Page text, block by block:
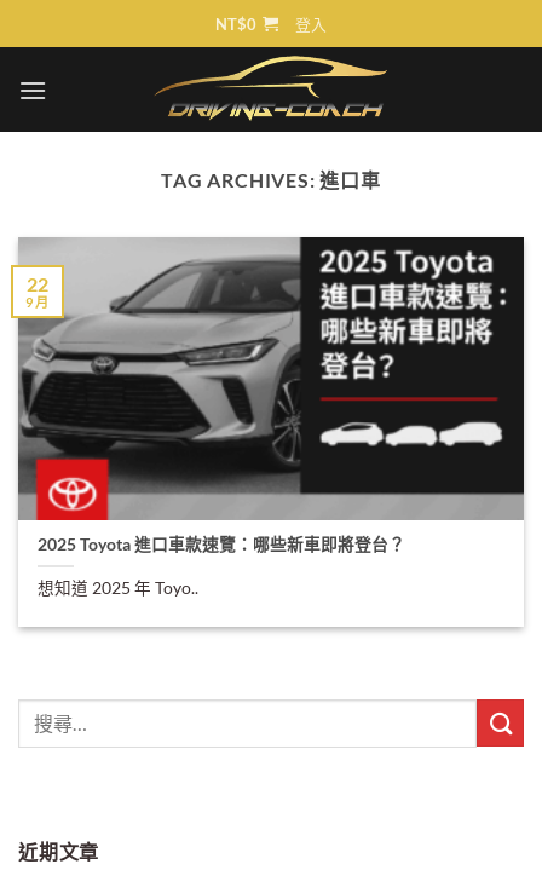
to
NT$0 登入
TAG ARCHIVES:進口車
2025 Toyota 進口車款速覽：哪些新車即將登台？
想知道 2025 年 Toyo..
22
9 月
近期文章